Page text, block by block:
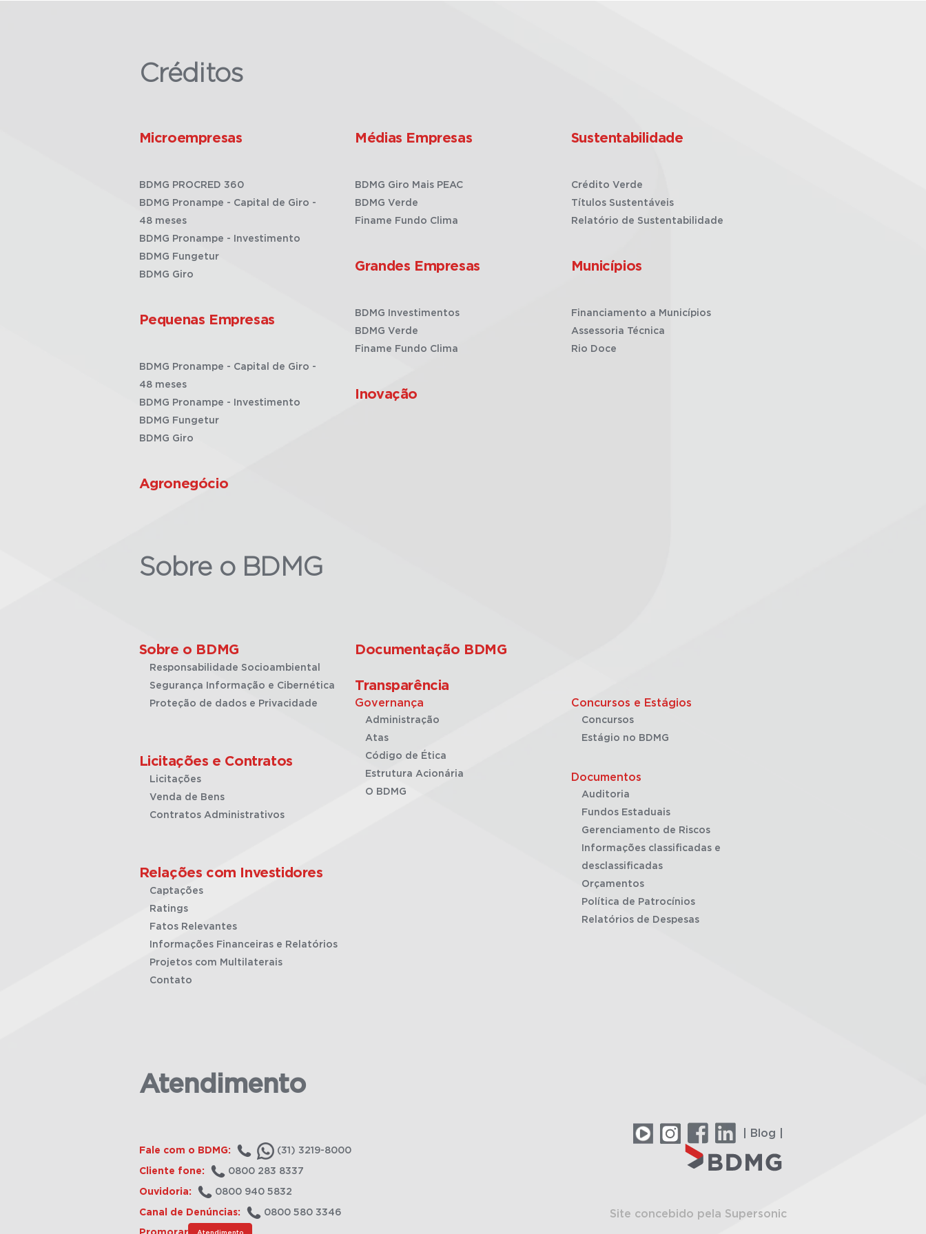
Créditos
Microempresas
BDMG PROCRED 360
BDMG Pronampe - Capital de Giro -
48 meses
BDMG Pronampe - Investimento
BDMG Fungetur
BDMG Giro
Pequenas Empresas
BDMG Pronampe - Capital de Giro -
48 meses
BDMG Pronampe - Investimento
BDMG Fungetur
BDMG Giro
Agronegócio
Médias Empresas
BDMG Giro Mais PEAC
BDMG Verde
Finame Fundo Clima
Grandes Empresas
BDMG Investimentos
BDMG Verde
Finame Fundo Clima
Inovação
Sustentabilidade
Crédito Verde
Títulos Sustentáveis
Relatório de Sustentabilidade
Municípios
Financiamento a Municípios
Assessoria Técnica
Rio Doce
Sobre o BDMG
Sobre o BDMG
Responsabilidade Socioambiental
Segurança Informação e Cibernética
Proteção de dados e Privacidade
Licitações e Contratos
Licitações
Venda de Bens
Contratos Administrativos
Relações com Investidores
Captações
Ratings
Fatos Relevantes
Informações Financeiras e Relatórios
Projetos com Multilaterais
Contato
Documentação BDMG
Transparência
Governança
Administração
Atas
Código de Ética
Estrutura Acionária
O BDMG
Concursos e Estágios
Concursos
Estágio no BDMG
Documentos
Auditoria
Fundos Estaduais
Gerenciamento de Riscos
Informações classificadas e
desclassificadas
Orçamentos
Política de Patrocínios
Relatórios de Despesas
Atendimento
Fale com o BDMG: (31) 3219-8000
Cliente fone: 0800 283 8337
Ouvidoria: 0800 940 5832
Canal de Denúncias: 0800 580 3346
Atendimento
| Blog |
Site concebido pela Supersonic